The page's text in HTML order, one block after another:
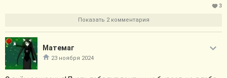
3
Показать 2 комментария
Матемаг
23 ноября 2024